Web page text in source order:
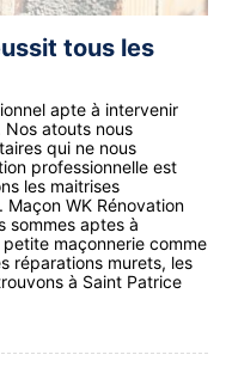
tous les
apte à intervenir
atouts nous
qui ne nous
professionnelle est
les maitrises
WK Rénovation
sommes aptes à
maçonnerie comme
réparations murets, les
à Saint Patrice